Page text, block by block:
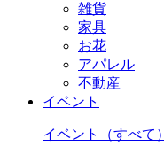
雑貨
家具
お花
アパレル
不動産
イベント
イベント （すべて）